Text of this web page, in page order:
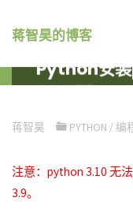
蒋智昊的博客
Python安
蒋智昊 PYTHON / 编
注意：python 3.10 无
3.9。